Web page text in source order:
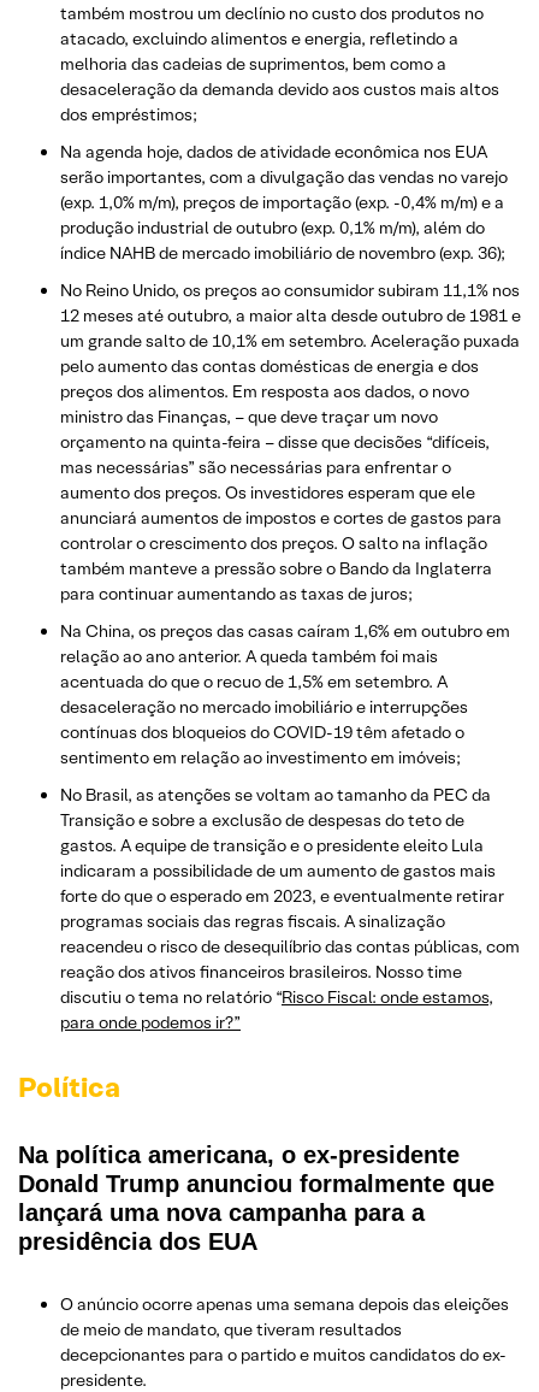
também mostrou um declínio no custo dos produtos no
atacado, excluindo alimentos e energia, refletindo a
melhoria das cadeias de suprimentos, bem como a
desaceleração da demanda devido aos custos mais altos
dos empréstimos;
Na agenda hoje, dados de atividade econômica nos EUA
serão importantes, com a divulgação das vendas no varejo
(exp. 1,0% m/m), preços de importação (exp. -0,4% m/m) e a
produção industrial de outubro (exp. 0,1% m/m), além do
índice NAHB de mercado imobiliário de novembro (exp. 36);
No Reino Unido, os preços ao consumidor subiram 11,1% nos
12 meses até outubro, a maior alta desde outubro de 1981 e
um grande salto de 10,1% em setembro. Aceleração puxada
pelo aumento das contas domésticas de energia e dos
preços dos alimentos. Em resposta aos dados, o novo
ministro das Finanças, – que deve traçar um novo
orçamento na quinta-feira – disse que decisões “difíceis,
mas necessárias” são necessárias para enfrentar o
aumento dos preços. Os investidores esperam que ele
anunciará aumentos de impostos e cortes de gastos para
controlar o crescimento dos preços. O salto na inflação
também manteve a pressão sobre o Bando da Inglaterra
para continuar aumentando as taxas de juros;
Na China, os preços das casas caíram 1,6% em outubro em
relação ao ano anterior. A queda também foi mais
acentuada do que o recuo de 1,5% em setembro. A
desaceleração no mercado imobiliário e interrupções
contínuas dos bloqueios do COVID-19 têm afetado o
sentimento em relação ao investimento em imóveis;
No Brasil, as atenções se voltam ao tamanho da PEC da
Transição e sobre a exclusão de despesas do teto de
gastos. A equipe de transição e o presidente eleito Lula
indicaram a possibilidade de um aumento de gastos mais
forte do que o esperado em 2023, e eventualmente retirar
programas sociais das regras fiscais. A sinalização
reacendeu o risco de desequilíbrio das contas públicas, com
reação dos ativos financeiros brasileiros. Nosso time
discutiu o tema no relatório “Risco Fiscal: onde estamos,
para onde podemos ir?”
Política
Na política americana, o ex-presidente
Donald Trump anunciou formalmente que
lançará uma nova campanha para a
presidência dos EUA
O anúncio ocorre apenas uma semana depois das eleições
de meio de mandato, que tiveram resultados
decepcionantes para o partido e muitos candidatos do ex-
presidente.